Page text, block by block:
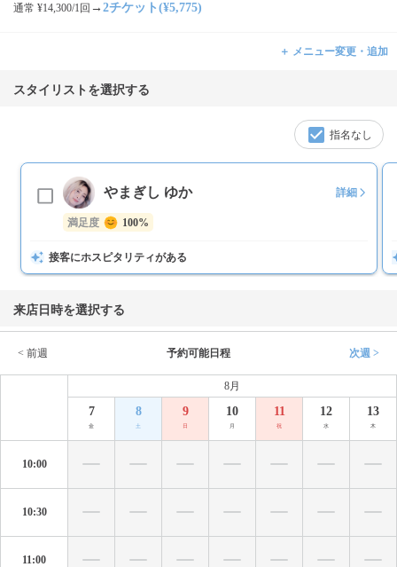
通常 ¥14,300/1回 → 2チケット(¥5,775)
＋ メニュー変更・追加
スタイリストを選択する
指名なし
やまぎし ゆか 詳細
満足度 100%
接客にホスピタリティがある
来店日時を選択する
< 前週 予約可能日程 次週 >
8月
7
金
8
土
9
日
10
月
11
祝
12
水
13
木
10:00
10:30
11:00